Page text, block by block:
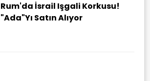
Rum'da İsrail Işgali Korkusu!
"Ada"yı Satın Alıyor